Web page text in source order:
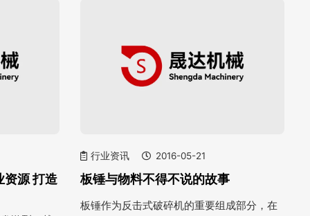
资源 打造
行业资讯 2016-05-21
板锤与物料不得不说的故事
板锤作为反击式破碎机的重要组成部分，在